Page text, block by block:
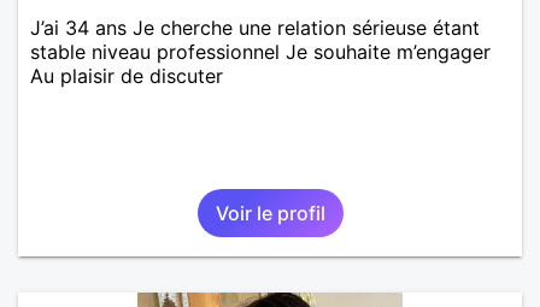
J’ai 34 ans Je cherche une relation sérieuse étant
stable niveau professionnel Je souhaite m’engager
Au plaisir de discuter
Voir le profil